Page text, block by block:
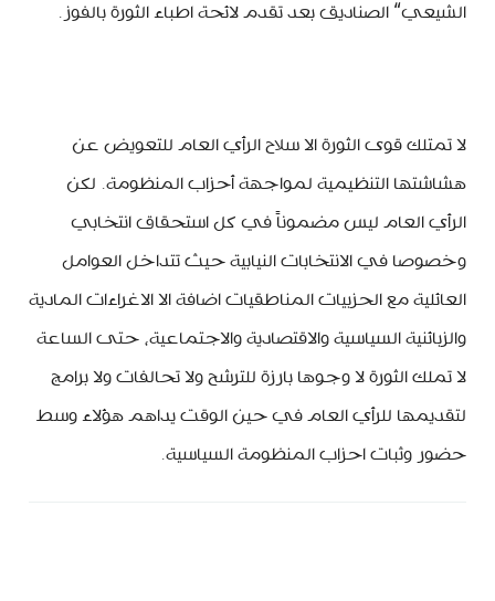
الشيعي“ الصناديق بعد تقدم لائحة اطباء الثورة بالفوز.
لا تمتلك قوى الثورة الا سلاح الرأي العام للتعويض عن
هشاشتها التنظيمية لمواجهة أحزاب المنظومة. لكن
الرأي العام ليس مضموناً في كل استحقاق انتخابي
وخصوصا في الانتخابات النيابية حيث تتداخل العوامل
العائلية مع الحزبيات المناطقيات اضافة الا الاغراءات المادية
والزبائنية السياسية والاقتصادية والاجتماعية، حتى الساعة
لا تملك الثورة لا وجوها بارزة للترشح ولا تحالفات ولا برامج
لتقديمها للرأي العام في حين الوقت يداهم هؤلاء وسط
حضور وثبات احزاب المنظومة السياسية.